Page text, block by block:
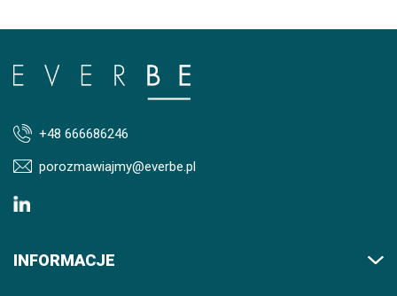
+48 666686246
porozmawiajmy@everbe.pl
INFORMACJE